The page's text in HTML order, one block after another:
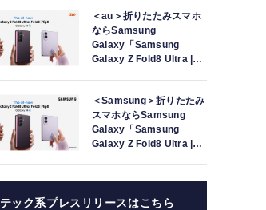
＜au＞折りたたみスマホ
ならSamsung
Galaxy「Samsung
Galaxy Z Fold8 Ultra |
＜Samsung＞折りたたみ
スマホならSamsung
Galaxy「Samsung
Galaxy Z Fold8 Ultra |
テック系プレスリリースはこちら